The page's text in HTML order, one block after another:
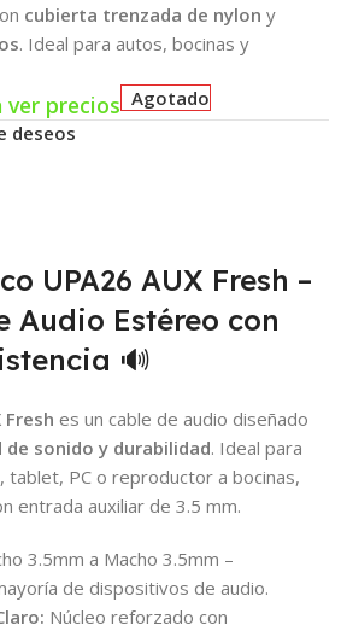
cubierta trenzada de nylon y
. Ideal para autos, bocinas y
ver precios Agotado
deseos
UPA26 AUX Fresh –
Audio Estéreo con
🔊
Fresh es un cable de audio diseñado
de sonido y durabilidad. Ideal para
PC o reproductor a bocinas,
entrada auxiliar de 3.5 mm.
3.5mm a Macho 3.5mm –
de dispositivos de audio.
Núcleo reforzado con